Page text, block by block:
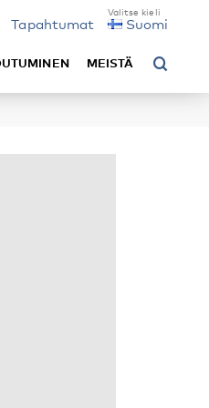
Tapahtumat Suomi
MEISTÄ